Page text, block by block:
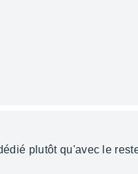
plutôt qu'avec le